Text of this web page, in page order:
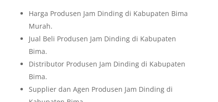
Harga Produsen Jam Dinding di Kabupaten Bima
Murah.
Jual Beli Produsen Jam Dinding di Kabupaten
Bima.
Distributor Produsen Jam Dinding di Kabupaten
Bima.
Supplier dan Agen Produsen Jam Dinding di